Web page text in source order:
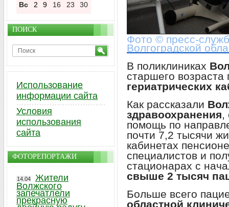
Фото © пресс-
Волгоградской
В поликлиниках
старшего
гериатрических
Как рассказали
здравоохранения,
помощь по
почти 7,2 тысячи
кабинетах
специалистов и
стационарах с
свыше 2 тысяч
Больше всего
областной
Вс 2 9 16 23 30
ПОИСК
Использование
информации сайта
Условия
использования
сайта
ФОТОРЕПОРТАЖИ
14.04
Жители
Волжского
запечатлели
прекрасную